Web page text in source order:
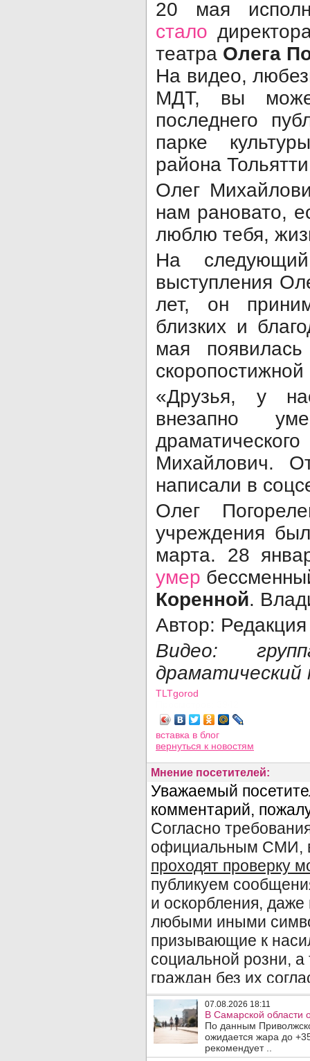
20 мая
стало
театра Олега
На видео,
МДТ, вы
последнего
парке
района
Олег
нам рановато,
люблю тебя,
На
выступления
лет, он
близких и
мая
скоропостижной
«Друзья, у
внезапно
Михайлович.
написали в
Олег
учреждения
марта. 28
умер
Коренной.
Автор:
Видео:
TLTgorod
вставка в блог
вернуться к новостям
Мнение посетителей:
07.08.2026 18:11
В Самарской области
По данным
ожидается жара до
рекомендует ..